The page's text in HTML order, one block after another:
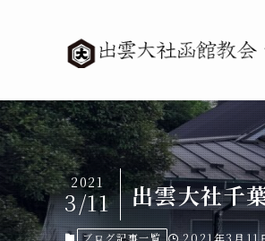
出雲大社千
2021
3/11
ブログ記事一覧 2021年3月11